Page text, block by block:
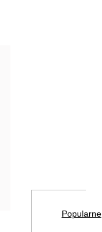
Popularne